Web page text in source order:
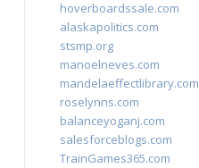
hoverboardssale.com
alaskapolitics.com
stsmp.org
manoelneves.com
mandelaeffectlibrary.com
roselynns.com
balanceyoganj.com
salesforceblogs.com
TrainGames365.com